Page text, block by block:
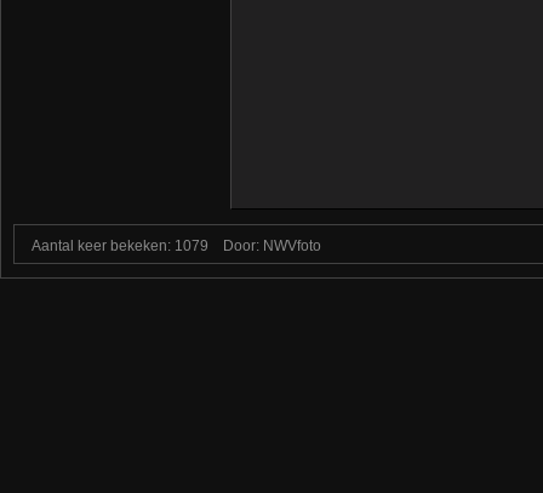
Aantal keer bekeken: 1079 Door: NWVfoto